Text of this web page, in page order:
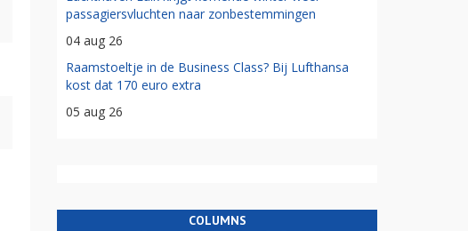
passagiersvluchten naar zonbestemmingen
04 aug 26
Raamstoeltje in de Business Class? Bij Lufthansa
kost dat 170 euro extra
05 aug 26
COLUMNS